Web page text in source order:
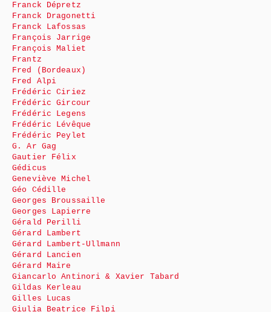
Franck Dépretz
Franck Dragonetti
Franck Lafossas
François Jarrige
François Maliet
Frantz
Fred (Bordeaux)
Fred Alpi
Frédéric Ciriez
Frédéric Gircour
Frédéric Legens
Frédéric Lévêque
Frédéric Peylet
G. Ar Gag
Gautier Félix
Gédicus
Geneviève Michel
Géo Cédille
Georges Broussaille
Georges Lapierre
Gérald Perilli
Gérard Lambert
Gérard Lambert-Ullmann
Gérard Lancien
Gérard Maire
Giancarlo Antinori & Xavier Tabard
Gildas Kerleau
Gilles Lucas
Giulia Beatrice Filpi